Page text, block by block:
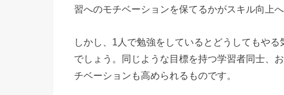
習へのモチベーションを保てるかがスキル向上へ
しかし、1人で勉強をしているとどうしてもや
でしょう。同じような目標を持つ学習者同士、
チベーションも高められるものです。